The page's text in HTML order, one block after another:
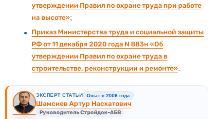
утверждении Правил по охране труда при работе
на высоте»;
Приказ Министерства труда и социальной защиты
РФ от 11 декабря 2020 года N 883н «Об
утверждении Правил по охране труда в
строительстве, реконструкции и ремонте»
ЭКСПЕРТ СТАТЬИ Опыт с 2006 года
Шамсиев Артур Насхатович
Руководитель Стройдок-АБВ